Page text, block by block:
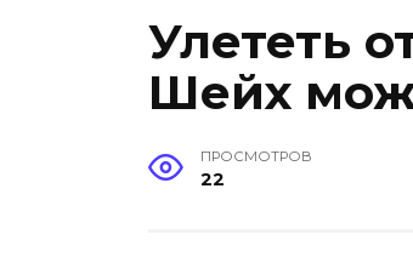
Улететь
Шейх
ПРОСМОТРОВ
22